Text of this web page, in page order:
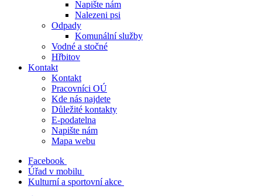
Napište nám
Nalezeni psi
Odpady
Komunální služby
Vodné a stočné
Hřbitov
Kontakt
Kontakt
Pracovníci OÚ
Kde nás najdete
Důležité kontakty
E-podatelna
Napište nám
Mapa webu
Facebook
Úřad v mobilu
Kulturní a sportovní akce